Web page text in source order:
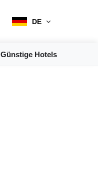
DE
Günstige Hotels